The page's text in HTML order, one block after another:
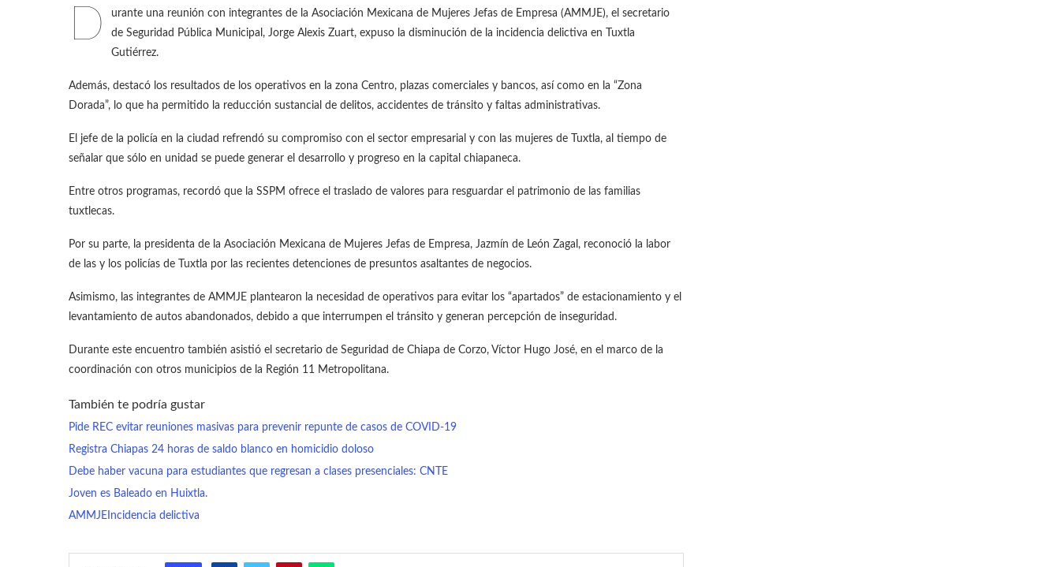
D
urante una reunión con integrantes de la Asociación Mexicana de Mujeres Jefas de Empresa (AMMJE), el secretario
de Seguridad Pública Municipal, Jorge Alexis Zuart, expuso la disminución de la incidencia delictiva en Tuxtla
Gutiérrez.
Además, destacó los resultados de los operativos en la zona Centro, plazas comerciales y bancos, así como en la “Zona
Dorada”, lo que ha permitido la reducción sustancial de delitos, accidentes de tránsito y faltas administrativas.
El jefe de la policía en la ciudad refrendó su compromiso con el sector empresarial y con las mujeres de Tuxtla, al tiempo de
señalar que sólo en unidad se puede generar el desarrollo y progreso en la capital chiapaneca.
Entre otros programas, recordó que la SSPM ofrece el traslado de valores para resguardar el patrimonio de las familias
tuxtlecas.
Por su parte, la presidenta de la Asociación Mexicana de Mujeres Jefas de Empresa, Jazmín de León Zagal, reconoció la labor
de las y los policías de Tuxtla por las recientes detenciones de presuntos asaltantes de negocios.
Asimismo, las integrantes de AMMJE plantearon la necesidad de operativos para evitar los “apartados” de estacionamiento y el
levantamiento de autos abandonados, debido a que interrumpen el tránsito y generan percepción de inseguridad.
Durante este encuentro también asistió el secretario de Seguridad de Chiapa de Corzo, Víctor Hugo José, en el marco de la
coordinación con otros municipios de la Región 11 Metropolitana.
También te podría gustar
Pide REC evitar reuniones masivas para prevenir repunte de casos de COVID-19
Registra Chiapas 24 horas de saldo blanco en homicidio doloso
Debe haber vacuna para estudiantes que regresan a clases presenciales: CNTE
Joven es Baleado en Huixtla.
AMMJE Incidencia delictiva